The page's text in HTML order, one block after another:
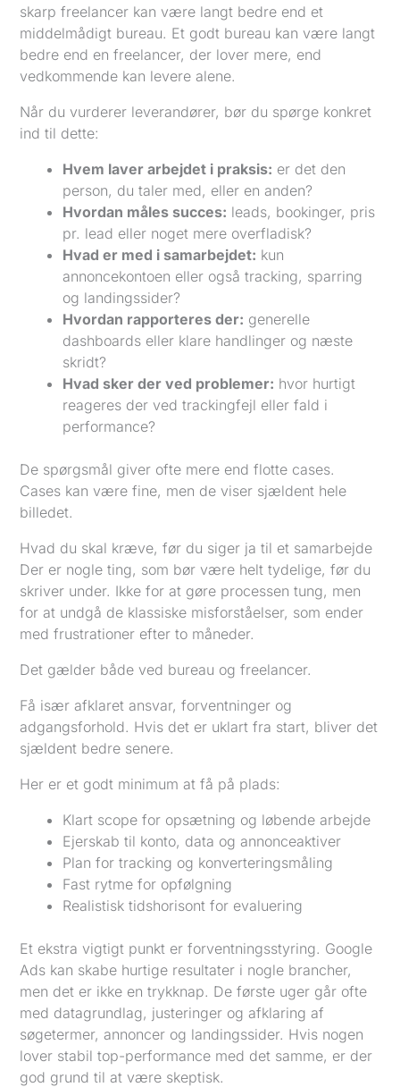
skarp freelancer kan være langt bedre end et
middelmådigt bureau. Et godt bureau kan være langt
bedre end en freelancer, der lover mere, end
vedkommende kan levere alene.
Når du vurderer leverandører, bør du spørge konkret
ind til dette:
Hvem laver arbejdet i praksis: er det den
person, du taler med, eller en anden?
Hvordan måles succes: leads, bookinger, pris
pr. lead eller noget mere overfladisk?
Hvad er med i samarbejdet: kun
annoncekontoen eller også tracking, sparring
og landingssider?
Hvordan rapporteres der: generelle
dashboards eller klare handlinger og næste
skridt?
Hvad sker der ved problemer: hvor hurtigt
reageres der ved trackingfejl eller fald i
performance?
De spørgsmål giver ofte mere end flotte cases.
Cases kan være fine, men de viser sjældent hele
billedet.
Hvad du skal kræve, før du siger ja til et samarbejde
Der er nogle ting, som bør være helt tydelige, før du
skriver under. Ikke for at gøre processen tung, men
for at undgå de klassiske misforståelser, som ender
med frustrationer efter to måneder.
Det gælder både ved bureau og freelancer.
Få især afklaret ansvar, forventninger og
adgangsforhold. Hvis det er uklart fra start, bliver det
sjældent bedre senere.
Her er et godt minimum at få på plads:
Klart scope for opsætning og løbende arbejde
Ejerskab til konto, data og annonceaktiver
Plan for tracking og konverteringsmåling
Fast rytme for opfølgning
Realistisk tidshorisont for evaluering
Et ekstra vigtigt punkt er forventningsstyring. Google
Ads kan skabe hurtige resultater i nogle brancher,
men det er ikke en trykknap. De første uger går ofte
med datagrundlag, justeringer og afklaring af
søgetermer, annoncer og landingssider. Hvis nogen
lover stabil top-performance med det samme, er der
god grund til at være skeptisk.